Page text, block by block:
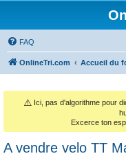
FAQ
OnlineTri.com Accueil du
⚠️ Ici, pas d'algorithme pour
Excerce ton
A vendre velo TT